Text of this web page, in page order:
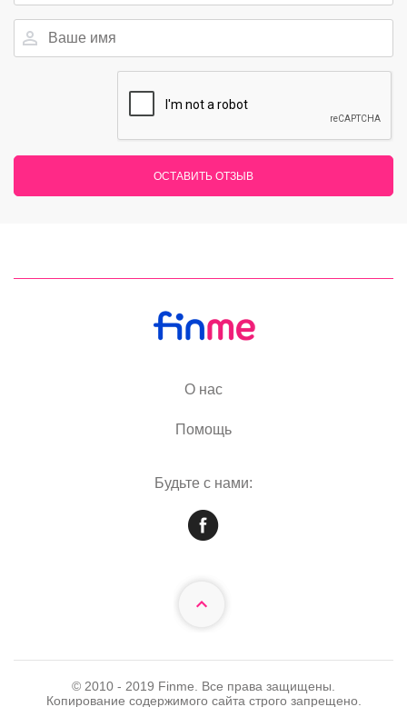
ОСТАВИТЬ ОТЗЫВ
О нас
Помощь
Будьте с нами:
© 2010 - 2019 Finme. Все права защищены.
Копирование содержимого сайта строго запрещено.